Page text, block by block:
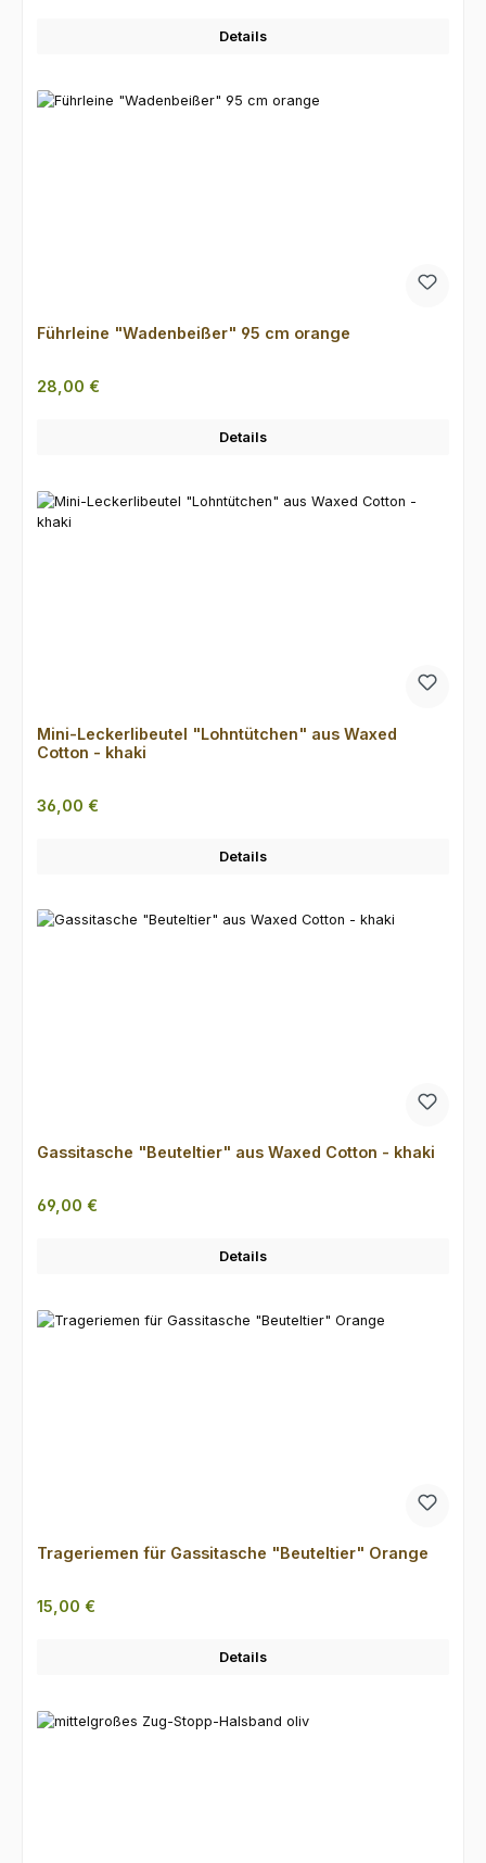
Details
Führleine "Wadenbeißer" 95 cm orange
Regulärer Preis:
28,00 €
Details
Mini-Leckerlibeutel "Lohntütchen" aus Waxed
Cotton - khaki
Regulärer Preis:
36,00 €
Details
Gassitasche "Beuteltier" aus Waxed Cotton - khaki
Regulärer Preis:
69,00 €
Details
Trageriemen für Gassitasche "Beuteltier" Orange
Regulärer Preis:
15,00 €
Details